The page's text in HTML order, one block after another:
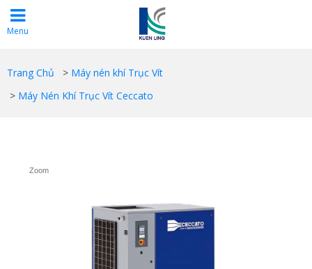
Menu
Trang Chủ > Máy nén khí Trục Vít
> Máy Nén Khí Trục Vít Ceccato
Zoom